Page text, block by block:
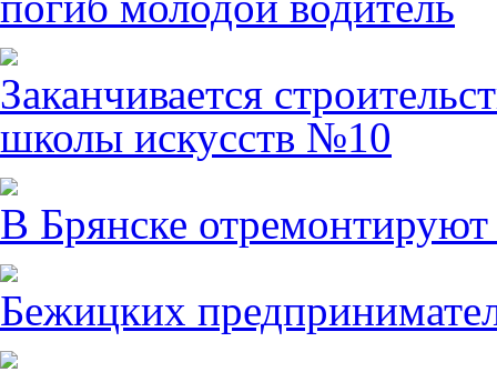
Заканчивается
школы искусств №10
В Брянске
Бежицких